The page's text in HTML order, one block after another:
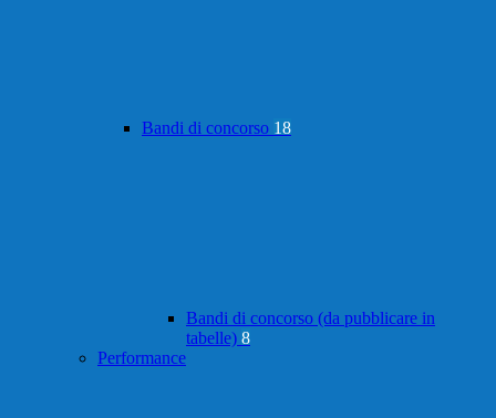
Bandi di concorso 18
Bandi di concorso (da pubblicare in
tabelle) 8
Performance